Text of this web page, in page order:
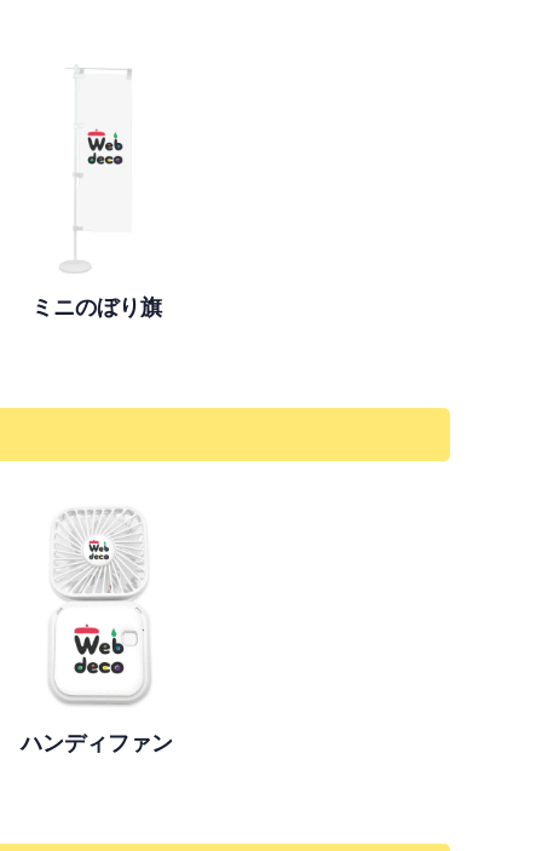
ミニのぼり旗
ハンディファン